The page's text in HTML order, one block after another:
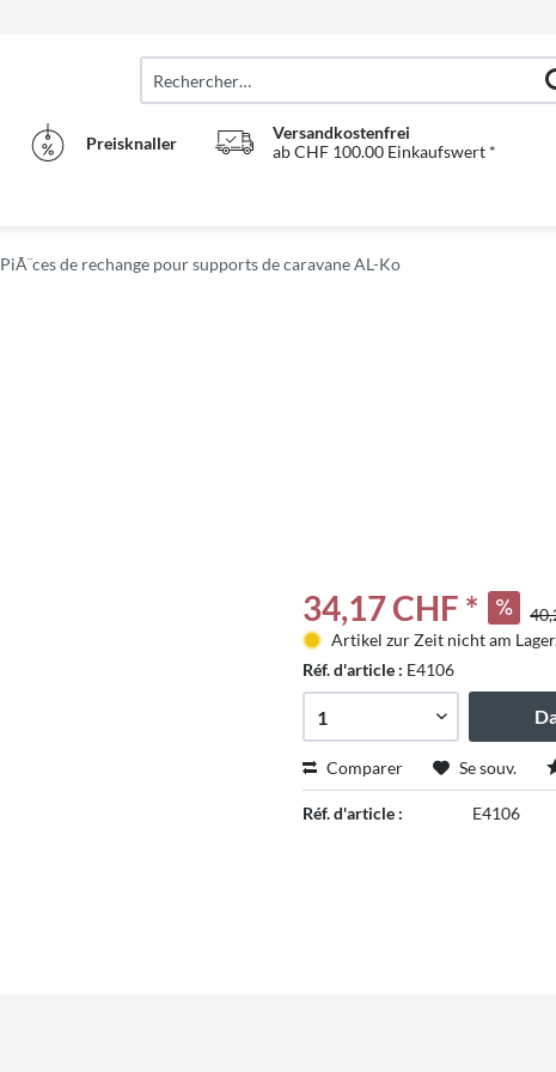
Preisknaller
Versandkostenfrei
ab CHF 100.00 Einkaufswert *
PiÃ¨ces de rechange pour supports de caravane AL-Ko
34,17 CHF *
Artikel zur Zeit nicht am
Réf. d'article : E4106
Comparer Se souv.
Réf. d'article : E4106